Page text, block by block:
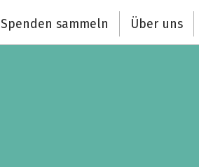
Spenden sammeln Über uns